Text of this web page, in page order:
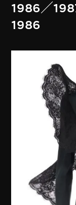
1986／
1986